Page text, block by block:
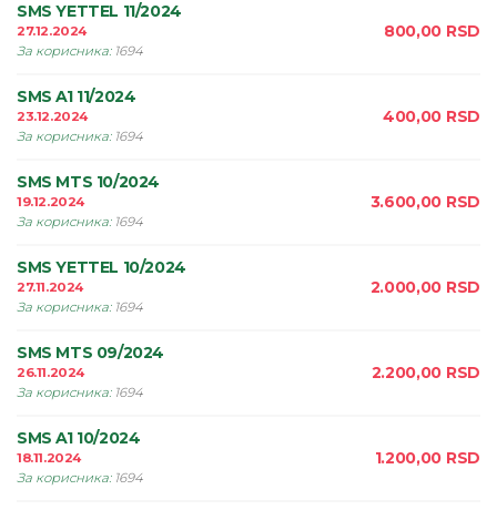
SMS YETTEL 11/2024
27.12.2024
За корисника: 1694
800,00 RSD
SMS A1 11/2024
23.12.2024
За корисника: 1694
400,00 RSD
SMS MTS 10/2024
19.12.2024
За корисника: 1694
3.600,00 RSD
SMS YETTEL 10/2024
27.11.2024
За корисника: 1694
2.000,00 RSD
SMS MTS 09/2024
26.11.2024
За корисника: 1694
2.200,00 RSD
SMS A1 10/2024
18.11.2024
За корисника: 1694
1.200,00 RSD